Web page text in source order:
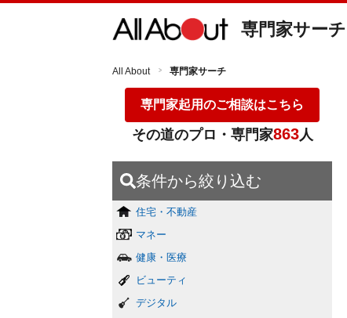
専門家サーチ
All About 専門家サーチ
専門家起用のご相談はこちら
その道のプロ・専門家863人
条件から絞り込む
住宅・不動産
マネー
健康・医療
ビューティ
デジタル